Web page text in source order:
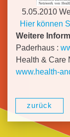
5.05.2010
Hier können
Weitere
Paderhaus :
Health & Care
www.health-
zurück